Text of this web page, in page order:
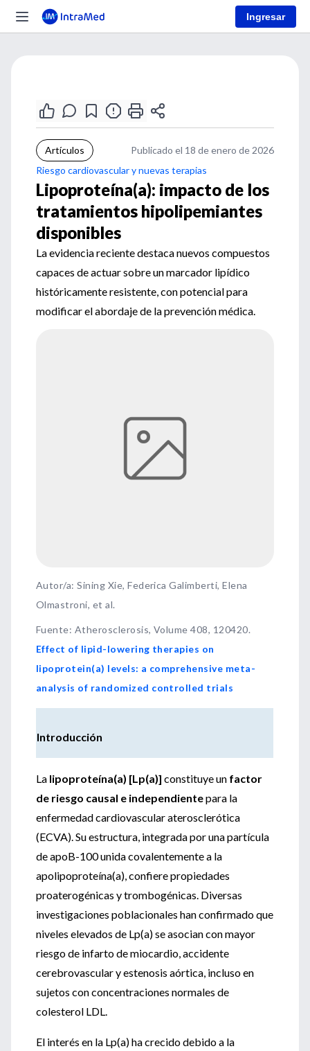
Ingresar
Artículos
Publicado el 18 de enero de 2026
Riesgo cardiovascular y nuevas terapias
Lipoproteína(a): impacto de los
tratamientos hipolipemiantes
disponibles
La evidencia reciente destaca nuevos compuestos
capaces de actuar sobre un marcador lipídico
históricamente resistente, con potencial para
modificar el abordaje de la prevención médica.
Autor/a: Sining Xie, Federica Galimberti, Elena
Olmastroni, et al.
Fuente: Atherosclerosis, Volume 408, 120420.
Effect of lipid-lowering therapies on
lipoprotein(a) levels: a comprehensive meta-
analysis of randomized controlled trials
Introducción
La lipoproteína(a) [Lp(a)] constituye un factor
de riesgo causal e independientepara la
enfermedad cardiovascular aterosclerótica
(ECVA). Su estructura, integrada por una partícula
de apoB-100 unida covalentemente a la
apolipoproteína(a), confiere propiedades
proaterogénicas y trombogénicas. Diversas
investigaciones poblacionales han confirmado que
niveles elevados de Lp(a) se asocian con mayor
riesgo de infarto de miocardio, accidente
cerebrovascular y estenosis aórtica, incluso en
sujetos con concentraciones normales de
colesterol LDL.
El interés en la Lp(a) ha crecido debido a la